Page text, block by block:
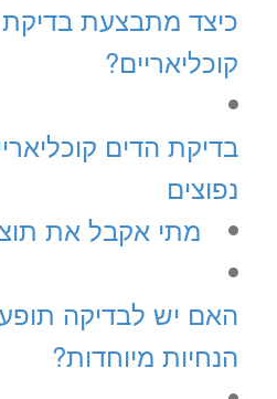
כיצד מתבצעת
קוכליאריים?
בדיקת הדים
נפוצים
מתי אקבל את
האם יש לבדיקה
הנחיות מיוחדות?